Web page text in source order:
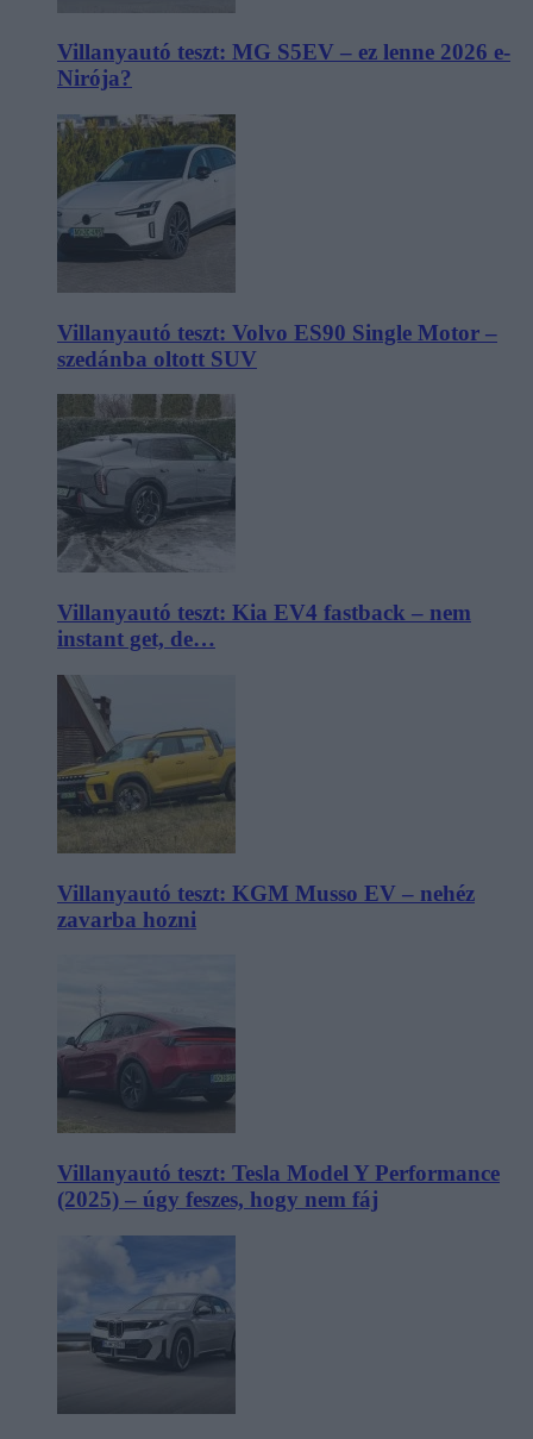
Villanyautó teszt: MG S5EV – ez lenne 2026 e-
Nirója?
Villanyautó teszt: Volvo ES90 Single Motor –
szedánba oltott SUV
Villanyautó teszt: Kia EV4 fastback – nem
instant get, de…
Villanyautó teszt: KGM Musso EV – nehéz
zavarba hozni
Villanyautó teszt: Tesla Model Y Performance
(2025) – úgy feszes, hogy nem fáj